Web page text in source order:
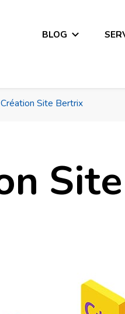
Étix –
BLOG
Création Site Bertrix